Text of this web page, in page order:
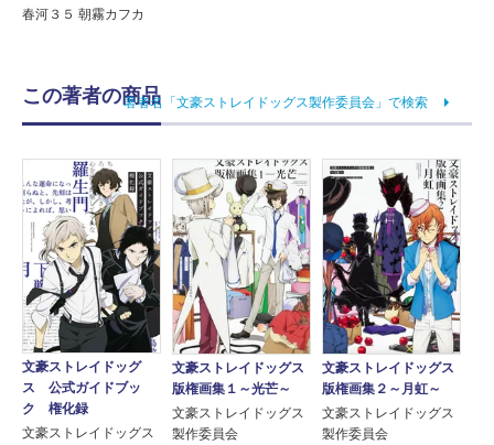
春河３５ 朝霧カフカ
この著者の商品著者名「文豪ストレイドッグス製作委員会」で検索
文豪ストレイドッグ
ス 公式ガイドブッ
ク 権化録
文豪ストレイドッグス
文豪ストレイドッグス
版権画集１～光芒～
文豪ストレイドッグス
製作委員会
文豪ストレイドッグス
版権画集２～月虹～
文豪ストレイドッグス
製作委員会